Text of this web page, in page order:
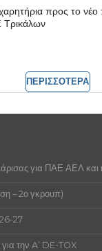
προς το νέο
ΠΕΡΙΣΣΟΤΕΡΑ
για ΠΑΕ ΑΕΛ και
– 2ο γκρουπ)
27
την A’ DE-TOX